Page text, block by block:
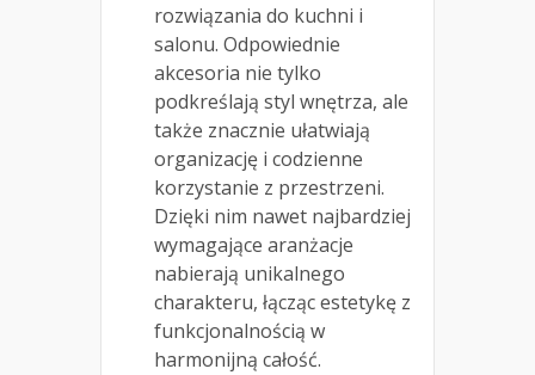
rozwiązania do kuchni i
salonu. Odpowiednie
akcesoria nie tylko
podkreślają styl wnętrza, ale
także znacznie ułatwiają
organizację i codzienne
korzystanie z przestrzeni.
Dzięki nim nawet najbardziej
wymagające aranżacje
nabierają unikalnego
charakteru, łącząc estetykę z
funkcjonalnością w
harmonijną całość.